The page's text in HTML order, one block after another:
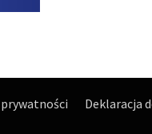
Deklaracja